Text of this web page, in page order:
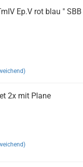
Ep.V rot blau " SBB
2x mit Plane